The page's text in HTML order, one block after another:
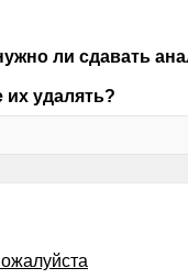
ли сдавать
удалять?